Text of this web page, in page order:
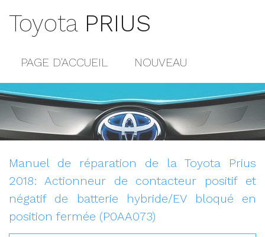
Toyota PRIUS
PAGE D'ACCUEIL NOUVEAU
POPULAIRE
CONTACTS
Manuel de réparation de la Toyota Prius
2018: Actionneur de contacteur positif et
négatif de batterie hybride/EV bloqué en
position fermée (P0AA073)